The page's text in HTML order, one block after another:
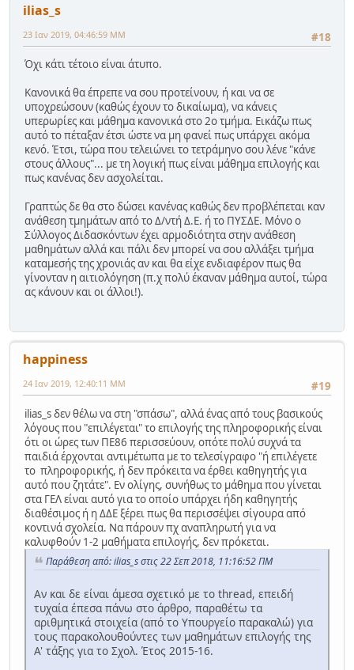
ilias_s
#18
23 Ιαν 2019, 04:46:59 ΜΜ
Όχι κάτι τέτοιο είναι άτυπο.
Κανονικά θα έπρεπε να σου προτείνουν, ή και να σε
υποχρεώσουν (καθώς έχουν το δικαίωμα), να κάνεις
υπερωρίες και μάθημα κανονικά στο 2ο τμήμα. Εικάζω πως
αυτό το πέταξαν έτσι ώστε να μη φανεί πως υπάρχει ακόμα
κενό. Έτσι, τώρα που τελειώνει το τετράμηνο σου λένε "κάνε
στους άλλους"... με τη λογική πως είναι μάθημα επιλογής και
πως κανένας δεν ασχολείται.
Γραπτώς δε θα στο δώσει κανένας καθώς δεν προβλέπεται καν
ανάθεση τμημάτων από το Δ/ντή Δ.Ε. ή το ΠΥΣΔΕ. Μόνο ο
Σύλλογος Διδασκόντων έχει αρμοδιότητα στην ανάθεση
μαθημάτων αλλά και πάλι δεν μπορεί να σου αλλάξει τμήμα
καταμεσής της χρονιάς αν και θα είχε ενδιαφέρον πως θα
γίνονταν η αιτιολόγηση (π.χ πολύ έκαναν μάθημα αυτοί, τώρα
ας κάνουν και οι άλλοι!).
happiness
#19
24 Ιαν 2019, 12:40:11 ΜΜ
ilias_s δεν θέλω να στη "σπάσω", αλλά ένας από τους βασικούς
λόγους που "επιλέγεται" το επιλογής της πληροφορικής είναι
ότι οι ώρες των ΠΕ86 περισσεύουν, οπότε πολύ συχνά τα
παιδιά έρχονται αντιμέτωπα με το τελεσίγραφο "ή επιλέγετε
το πληροφορικής, ή δεν πρόκειτα να έρθει καθηγητής για
αυτό που ζητάτε". Εν ολίγης, συνήθως το μάθημα που γίνεται
στα ΓΕΛ είναι αυτό για το οποίο υπάρχει ήδη καθηγητής
διαθέσιμος ή η ΔΔΕ ξέρει πως θα περισσέψει σίγουρα από
κοντινά σχολεία. Να πάρουν πχ αναπληρωτή για να
καλυφθούν 1-2 μαθήματα επιλογής, δεν πρόκεται.
Παράθεση από: ilias_s στις 22 Σεπ 2018, 11:16:52 ΠΜ
Αν και δε είναι άμεσα σχετικό με το thread, επειδή
τυχαία έπεσα πάνω στο άρθρο, παραθέτω τα
αριθμητικά στοιχεία (από το Υπουργείο παρακαλώ) για
τους παρακολουθούντες των μαθημάτων επιλογής της
Α' τάξης για το Σχολ. Έτος 2015-16.